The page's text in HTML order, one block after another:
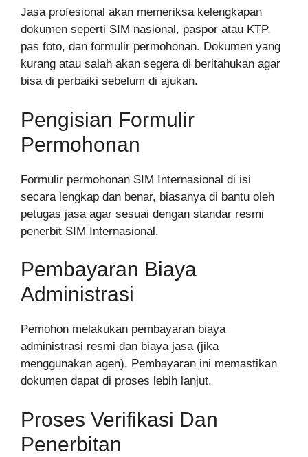
Jasa profesional akan memeriksa kelengkapan
dokumen seperti SIM nasional, paspor atau KTP,
pas foto, dan formulir permohonan. Dokumen yang
kurang atau salah akan segera di beritahukan agar
bisa di perbaiki sebelum di ajukan.
Pengisian Formulir
Permohonan
Formulir permohonan SIM Internasional di isi
secara lengkap dan benar, biasanya di bantu oleh
petugas jasa agar sesuai dengan standar resmi
penerbit SIM Internasional.
Pembayaran Biaya
Administrasi
Pemohon melakukan pembayaran biaya
administrasi resmi dan biaya jasa (jika
menggunakan agen). Pembayaran ini memastikan
dokumen dapat di proses lebih lanjut.
Proses Verifikasi Dan
Penerbitan